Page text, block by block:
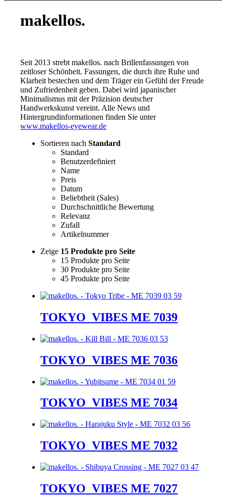
makellos.
Seit 2013 strebt makellos. nach Brillenfassungen von
zeitloser Schönheit. Fassungen, die durch ihre Ruhe und
Klarheit bestechen und dem Träger ein Gefühl der Freude
und Zufriedenheit geben. Dabei wird japanischer
Minimalismus mit der Präzision deutscher
Handwerkskunst vereint. Alle News und
Hintergrundinformationen finden Sie unter
www.makellos-eyewear.de
Sortieren nachStandard
Standard
Benutzerdefiniert
Name
Preis
Datum
Beliebtheit (Sales)
Durchschnittliche Bewertung
Relevanz
Zufall
Artikelnummer
Zeige 15 Produkte pro Seite
15 Produkte pro Seite
30 Produkte pro Seite
45 Produkte pro Seite
TOKYO_VIBES ME 7039
TOKYO_VIBES ME 7036
TOKYO_VIBES ME 7034
TOKYO_VIBES ME 7032
TOKYO_VIBES ME 7027